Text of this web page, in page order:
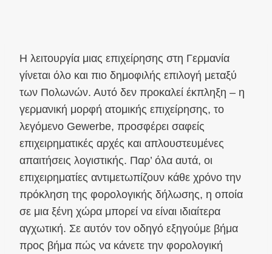
Η λειτουργία μιας επιχείρησης στη Γερμανία
γίνεται όλο και πιο δημοφιλής επιλογή μεταξύ
των Πολωνών. Αυτό δεν προκαλεί έκπληξη – η
γερμανική μορφή ατομικής επιχείρησης, το
λεγόμενο Gewerbe, προσφέρει σαφείς
επιχειρηματικές αρχές και απλουστευμένες
απαιτήσεις λογιστικής. Παρ’ όλα αυτά, οι
επιχειρηματίες αντιμετωπίζουν κάθε χρόνο την
πρόκληση της φορολογικής δήλωσης, η οποία
σε μια ξένη χώρα μπορεί να είναι ιδιαίτερα
αγχωτική. Σε αυτόν τον οδηγό εξηγούμε βήμα
προς βήμα πώς να κάνετε την φορολογική